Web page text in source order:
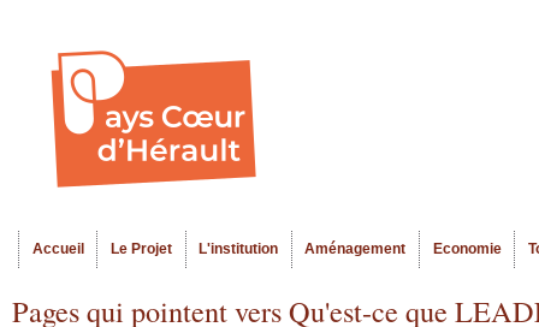
Menu principal
Accueil Le Projet L'institution Aménagement Economie
Pages qui pointent vers Qu'est-ce que